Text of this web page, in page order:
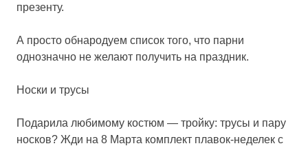
презенту.
А просто обнародуем список того, что парни
однозначно не желают получить на праздник.
Носки и трусы
Подарила любимому костюм — тройку: трусы и пару
носков? Жди на 8 Марта комплект плавок-неделек с